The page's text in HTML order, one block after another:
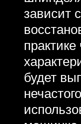
зависит
будет